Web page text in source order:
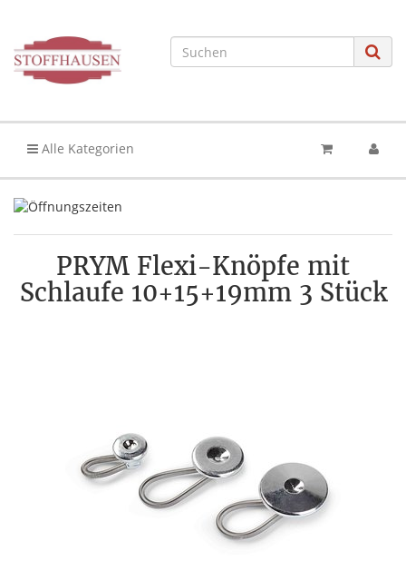
Alle Kategorien
PRYM Flexi-Knöpfe mit
Schlaufe 10+15+19mm 3 Stück